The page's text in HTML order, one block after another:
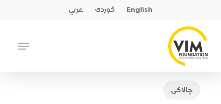
content
English کوردی عربي
Menu
چالاکی
Close
Menu